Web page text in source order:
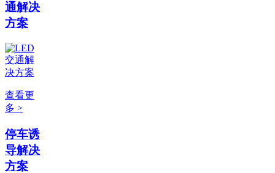
通解决
方案
查看更
多 >
停车诱
导解决
方案